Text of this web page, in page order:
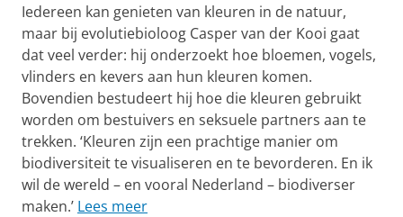
Iedereen kan genieten van kleuren in de natuur,
maar bij evolutiebioloog Casper van der Kooi gaat
dat veel verder: hij onderzoekt hoe bloemen, vogels,
vlinders en kevers aan hun kleuren komen.
Bovendien bestudeert hij hoe die kleuren gebruikt
worden om bestuivers en seksuele partners aan te
trekken. ‘Kleuren zijn een prachtige manier om
biodiversiteit te visualiseren en te bevorderen. En ik
wil de wereld – en vooral Nederland – biodiverser
maken.’ Lees meer